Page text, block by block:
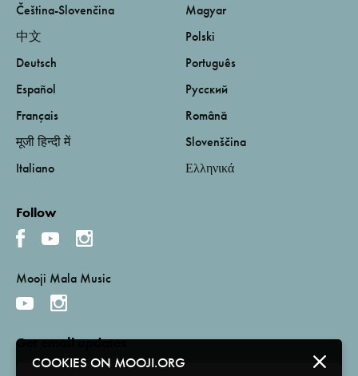
COOKIES ON MOOJI.ORG
Čeština-Slovenčina
中文
Deutsch
Español
Français
मूजी हिन्दी में
Italiano
Magyar
Polski
Português
Русский
Română
Slovenščina
Ελληνικά
Follow
Mooji Mala Music
Get email updates